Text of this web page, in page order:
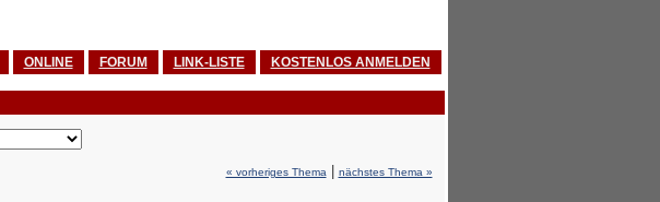
ONLINE FORUM LINK-LISTE KOSTENLOS ANMELDEN
« vorheriges Thema| nächstes Thema »